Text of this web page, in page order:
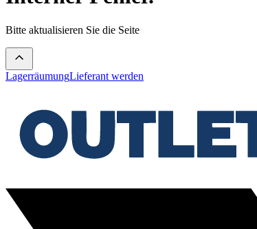
Bitte aktualisieren Sie die Seite
LagerräumungLieferant werden